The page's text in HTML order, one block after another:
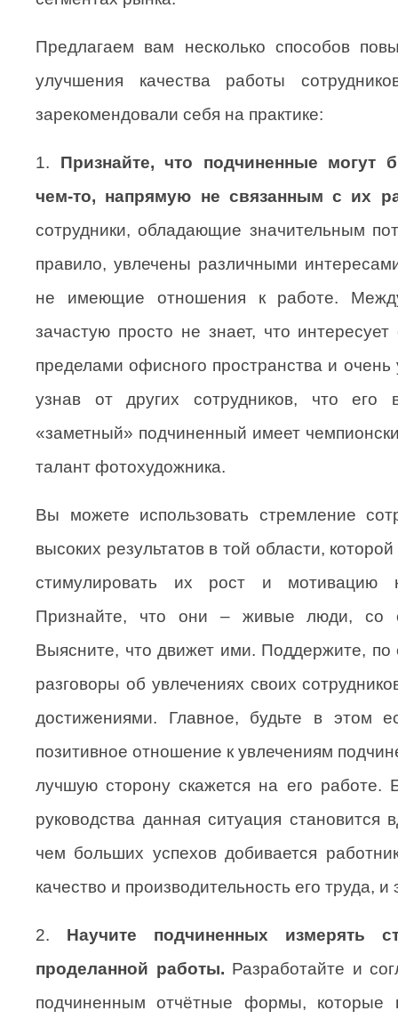
Предлагаем вам несколько способов
улучшения качества работы
зарекомендовали себя на практике:
1. Признайте, что подчиненные могут
чем-то, напрямую не связанным с их
сотрудники, обладающие значительным
правило, увлечены различными
не имеющие отношения к работе.
зачастую просто не знает, что
пределами офисного пространства и
узнав от других сотрудников, что
«заметный» подчиненный имеет
талант фотохудожника.
Вы можете использовать стремление
высоких результатов в той области,
стимулировать их рост и мотивацию
Признайте, что они – живые люди, со
Выясните, что движет ими. Поддержите,
разговоры об увлечениях своих
достижениями. Главное, будьте в этом
позитивное отношение к увлечениям
лучшую сторону скажется на его работе.
руководства данная ситуация становится
чем больших успехов добивается
качество и производительность его труда, и
2. Научите подчиненных измерять
проделанной работы. Разработайте и
подчиненным отчётные формы, которые